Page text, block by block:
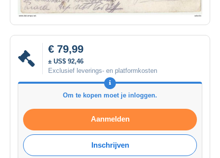
€ 79,99
± US$ 92,46
Exclusief leverings- en platformkosten
Om te kopen moet je inloggen.
Aanmelden
Inschrijven